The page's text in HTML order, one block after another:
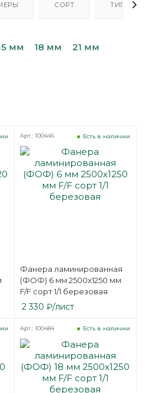
СОРТ ТИП
мм 18 мм 21 мм
Фанера ламинированная
(ФОФ) 6 мм 2500х1250 мм
F/F сорт 1/1 березовая
Есть в наличии
Арт.: 100446
2 330 ₽/лист
Есть в наличии
Арт.: 100484